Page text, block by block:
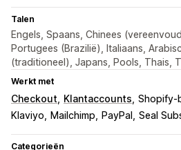
Talen
Engels, Spaans, Chinees
Portugees (Brazilië), Italiaans,
(traditioneel), Japans, Pools, Thais,
Werkt met
Checkout Klantaccounts Shopify-
Klaviyo
Mailchimp PayPal Seal
Categorieën